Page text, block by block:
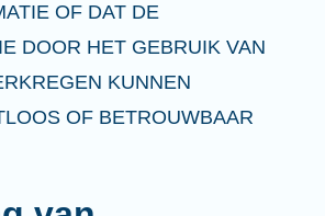
OF DAT DE
DOOR HET GEBRUIK VAN
KUNNEN
OF BETROUWBAAR